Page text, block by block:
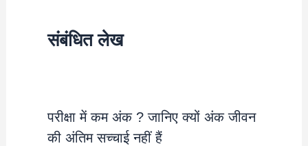
संबंधित लेख
परीक्षा में कम अंक ? जानिए क्यों अंक जीवन
की अंतिम सच्चाई नहीं हैं